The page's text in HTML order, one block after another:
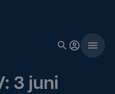
3 juni